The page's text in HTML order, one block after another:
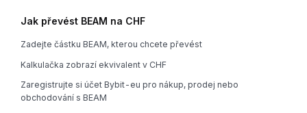
Jak převést BEAM na CHF
Zadejte částku BEAM, kterou chcete převést
Kalkulačka zobrazí ekvivalent v CHF
Zaregistrujte si účet Bybit-eu pro nákup, prodej nebo
obchodování s BEAM